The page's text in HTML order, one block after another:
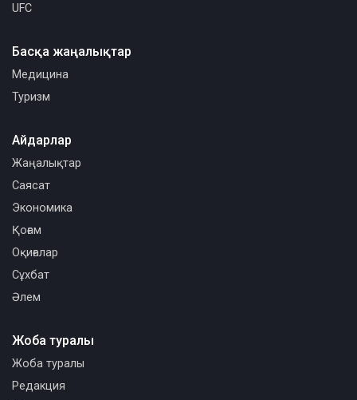
UFC
Басқа жаңалықтар
Медицина
Туризм
Айдарлар
Жаңалықтар
Саясат
Экономика
Қоғам
Оқиғалар
Сұхбат
Әлем
Жоба туралы
Жоба туралы
Редакция